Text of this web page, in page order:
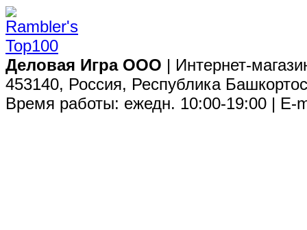
Деловая Игра ООО | Интернет-
453140, Россия, Республика
Время работы: ежедн. 10:00-19:00 | E-